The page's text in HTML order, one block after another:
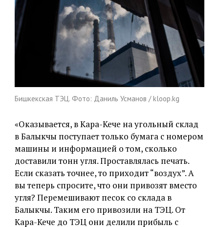
Бишкекская ТЭЦ. Фото: Даниль Усманов / kloop.kg
«Оказывается, в Кара-Кече на угольный склад
в Балыкчы поступает только бумага с номером
машины и информацией о том, сколько
доставили тонн угля. Проставлялась печать.
Если сказать точнее, то приходит “воздух”. А
вы теперь спросите, что они привозят вместо
угля? Перемешивают песок со склада в
Балыкчы. Таким его привозили на ТЭЦ. От
Кара-Кече до ТЭЦ они делили прибыль с